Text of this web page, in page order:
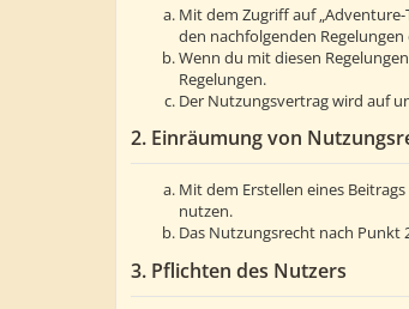
Mit dem Zugriff auf
den nachfolgenden
Wenn du mit diesen
Regelungen.
Der Nutzungsvertrag wird auf
2. Einräumung von
Mit dem Erstellen eines
nutzen.
Das Nutzungsrecht nach
3. Pflichten des Nutzers